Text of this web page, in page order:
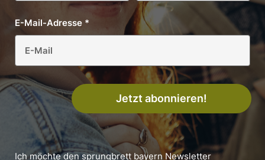
E-Mail-Adresse *
Jetzt abonnieren!
Ich möchte den sprungbrett bayern Newsletter